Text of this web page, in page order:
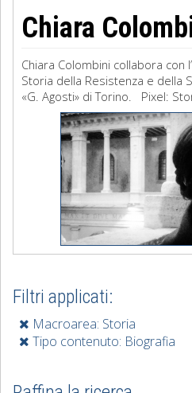
Chiara
Chiara Colombini collabora con
Storia della Resistenza e della
«G. Agosti» di Torino. Pixel:
Filtri applicati:
Macroarea: Storia
Tipo contenuto: Biografia